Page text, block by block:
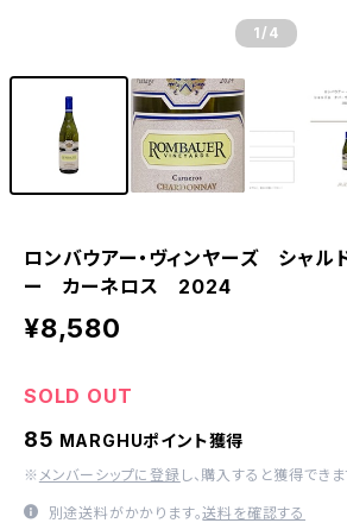
1 /4
ロンバウアー・ヴィンヤーズ シャル
ー カーネロス 2024
¥8,580
SOLD OUT
85 MARGHUポイント獲得
※ メンバーシップに登録 し、購入すると獲得できま
別途送料がかかります。送料を確認する